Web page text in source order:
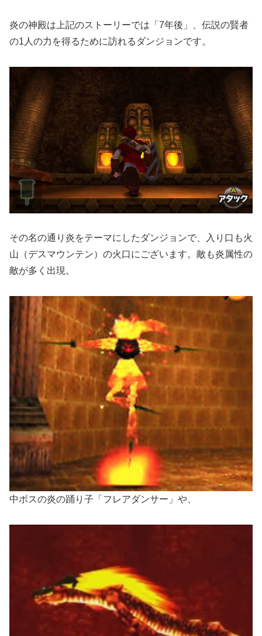
炎の神殿は上記のストーリーでは「7年後」、伝説の賢者
の1人の力を得るために訪れるダンジョンです。
その名の通り炎をテーマにしたダンジョンで、入り口も火
山（デスマウンテン）の火口にございます。敵も炎属性の
敵が多く出現。
中ボスの炎の踊り子「フレアダンサー」や、